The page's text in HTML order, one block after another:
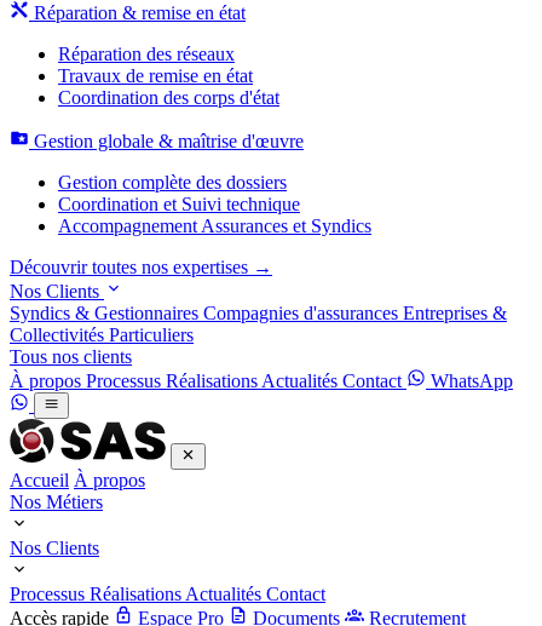
Réparation & remise en état
Réparation des réseaux
Travaux de remise en état
Coordination des corps d'état
Gestion globale & maîtrise d'œuvre
Gestion complète des dossiers
Coordination et Suivi technique
Accompagnement Assurances et Syndics
Découvrir toutes nos expertises →
Nos Clients
Syndics & Gestionnaires Compagnies d'assurances Entreprises &
Collectivités Particuliers
Tous nos clients
À propos Processus Réalisations Actualités Contact WhatsApp
Accueil À propos
Nos Métiers
Nos Clients
Processus Réalisations Actualités Contact
Accès rapide
Espace Pro Documents
Recrutement